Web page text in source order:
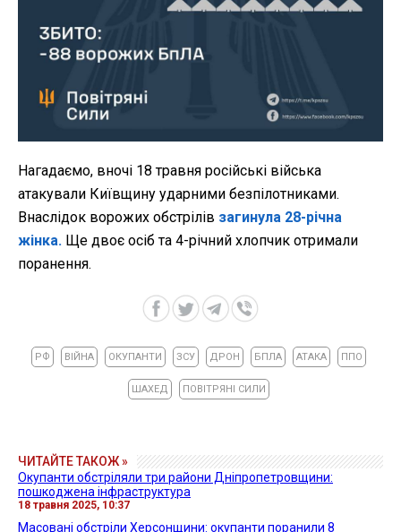
Нагадаємо, вночі 18 травня російські війська
атакували Київщину ударними безпілотниками.
Внаслідок ворожих обстрілів загинула 28-річна
жінка. Ще двоє осіб та 4-річний хлопчик отримали
поранення.
РФ ВІЙНА ОКУПАНТИ ЗСУ ДРОН БПЛА АТАКА ППО
ШАХЕД ПОВІТРЯНІ СИЛИ
ЧИТАЙТЕ ТАКОЖ »
Окупанти обстріляли три райони Дніпропетровщини:
пошкоджена інфраструктура
18 травня 2025, 10:37
Масовані обстріли Херсонщини: окупанти поранили 8